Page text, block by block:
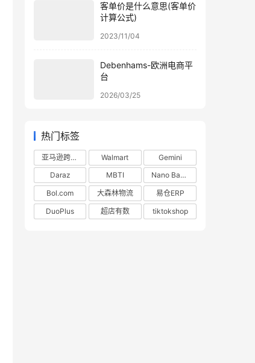
客单价是什么意思(客单价
计算公式)
2023/11/04
Debenhams-欧洲电商平
台
2026/03/25
热门标签
亚马逊跨境电商 Walmart
Gemini
Daraz
MBTI
Nano Banana
Bol.com
大森林物流
易仓ERP
DuoPlus
超店有数 tiktokshop